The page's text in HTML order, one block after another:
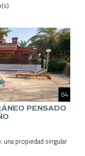
64
PENSADO
una propiedad singular